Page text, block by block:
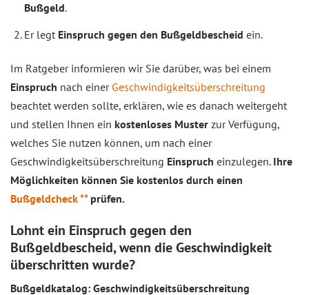
Bußgeld.
Er legt Einspruch gegen den Bußgeldbescheid ein.
Im Ratgeber informieren wir Sie darüber, was bei einem
Einspruch nach einer Geschwindigkeitsüberschreitung
beachtet werden sollte, erklären, wie es danach weitergeht
und stellen Ihnen ein kostenloses Muster zur Verfügung,
welches Sie nutzen können, um nach einer
Geschwindigkeitsüberschreitung Einspruch einzulegen. Ihre
Möglichkeiten können Sie kostenlos durch einen
Bußgeldcheck **prüfen.
Lohnt ein Einspruch gegen den
Bußgeldbescheid, wenn die Geschwindigkeit
überschritten wurde?
Bußgeldkatalog: Geschwindigkeitsüberschreitung